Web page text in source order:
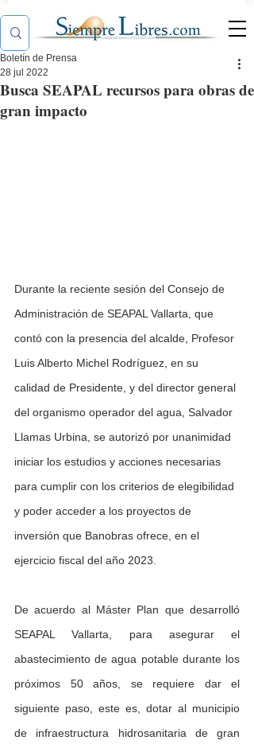
Busca SEAPAL recursos para obras de
gran impacto
Boletín de Prensa
28 jul 2022
Durante la reciente sesión del Consejo de
Administración de SEAPAL Vallarta, que
contó con la presencia del alcalde, Profesor
Luis Alberto Michel Rodríguez, en su
calidad de Presidente, y del director general
del organismo operador del agua, Salvador
Llamas Urbina, se autorizó por unanimidad
iniciar los estudios y acciones necesarias
para cumplir con los criterios de elegibilidad
y poder acceder a los proyectos de
inversión que Banobras ofrece, en el
ejercicio fiscal del año 2023.
De acuerdo al Máster Plan que desarrolló
SEAPAL Vallarta, para asegurar el
abastecimiento de agua potable durante los
próximos 50 años, se requiere dar el
siguiente paso, este es, dotar al municipio
de infraestructura hidrosanitaria de gran